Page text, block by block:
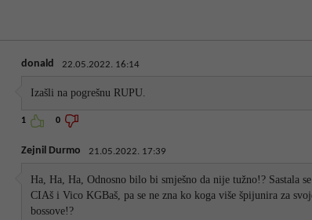
donald 22.05.2022. 16:14
Izašli na pogrešnu RUPU.
1 0
Zejnil Durmo 21.05.2022. 17:39
Ha, Ha, Ha, Odnosno bilo bi smješno da nije tužno!? Sastala
CIAš i Vico KGBaš, pa se ne zna ko koga više špijunira za
bossove!?